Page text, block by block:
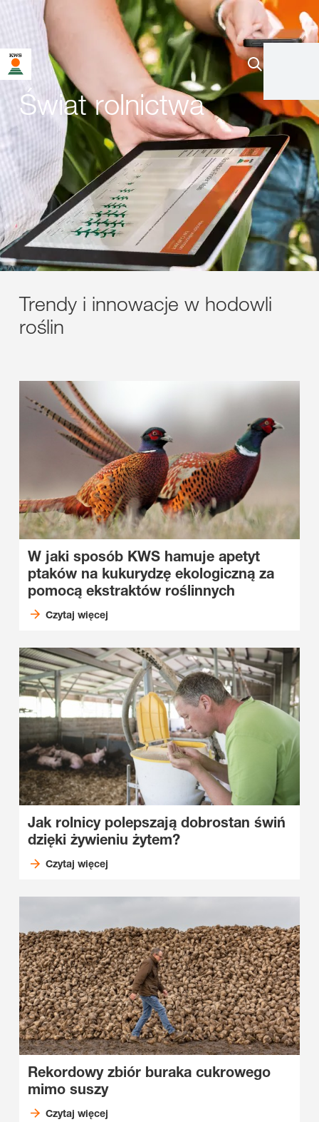
Świat rolnictwa
Trendy i innowacje w hodowli
roślin
W jaki sposób KWS hamuje apetyt
ptaków na kukurydzę ekologiczną za
pomocą ekstraktów roślinnych
Czytaj więcej
Jak rolnicy polepszają dobrostan świń
dzięki żywieniu żytem?
Czytaj więcej
Rekordowy zbiór buraka cukrowego
mimo suszy
Czytaj więcej